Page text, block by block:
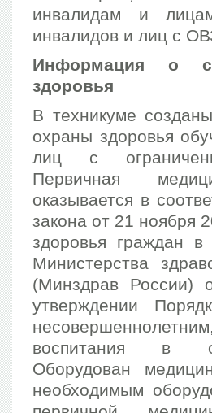
инвалидам и
инвалидов и лиц с
Информация о
здоровья
В техникуме
охраны здоровья
лиц с
Первичная
оказывается в
закона от 21 ноября
здоровья граждан
Министерства
(Минздрав
утверждении
воспитания в
Оборудован
необходимым